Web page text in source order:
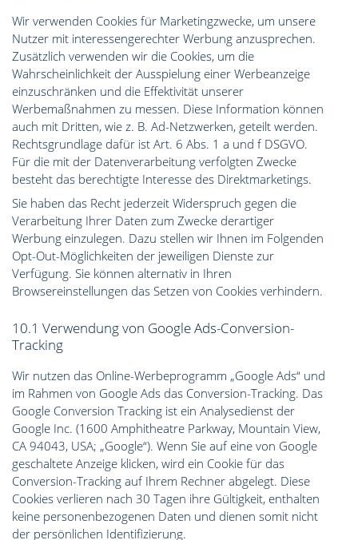
Wir verwenden Cookies für Marketingzwecke, um unsere
Nutzer mit interessengerechter Werbung anzusprechen.
Zusätzlich verwenden wir die Cookies, um die
Wahrscheinlichkeit der Ausspielung einer Werbeanzeige
einzuschränken und die Effektivität unserer
Werbemaßnahmen zu messen. Diese Information können
auch mit Dritten, wie z. B. Ad-Netzwerken, geteilt werden.
Rechtsgrundlage dafür ist Art. 6 Abs. 1 a und f DSGVO.
Für die mit der Datenverarbeitung verfolgten Zwecke
besteht das berechtigte Interesse des Direktmarketings.
Sie haben das Recht jederzeit Widerspruch gegen die
Verarbeitung Ihrer Daten zum Zwecke derartiger
Werbung einzulegen. Dazu stellen wir Ihnen im Folgenden
Opt-Out-Möglichkeiten der jeweiligen Dienste zur
Verfügung. Sie können alternativ in Ihren
Browsereinstellungen das Setzen von Cookies verhindern.
10.1 Verwendung von Google Ads-Conversion-
Tracking
Wir nutzen das Online-Werbeprogramm „Google Ads“ und
im Rahmen von Google Ads das Conversion-Tracking. Das
Google Conversion Tracking ist ein Analysedienst der
Google Inc. (1600 Amphitheatre Parkway, Mountain View,
CA 94043, USA; „Google“). Wenn Sie auf eine von Google
geschaltete Anzeige klicken, wird ein Cookie für das
Conversion-Tracking auf Ihrem Rechner abgelegt. Diese
Cookies verlieren nach 30 Tagen ihre Gültigkeit, enthalten
keine personenbezogenen Daten und dienen somit nicht
der persönlichen Identifizierung.